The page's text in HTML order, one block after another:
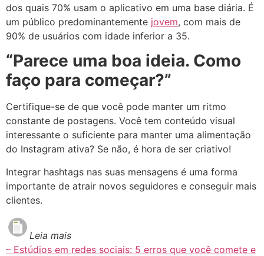
dos quais 70% usam o aplicativo em uma base diária. É
um público predominantemente jovem, com mais de
90% de usuários com idade inferior a 35.
“Parece uma boa ideia. Como
faço para começar?”
Certifique-se de que você pode manter um ritmo
constante de postagens. Você tem conteúdo visual
interessante o suficiente para manter uma alimentação
do Instagram ativa? Se não, é hora de ser criativo!
Integrar hashtags nas suas mensagens é uma forma
importante de atrair novos seguidores e conseguir mais
clientes.
Leia mais
– Estúdios em redes sociais: 5 erros que você comete e